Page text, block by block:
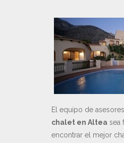
El equipo de
chalet en Altea sea
encontrar el mejor